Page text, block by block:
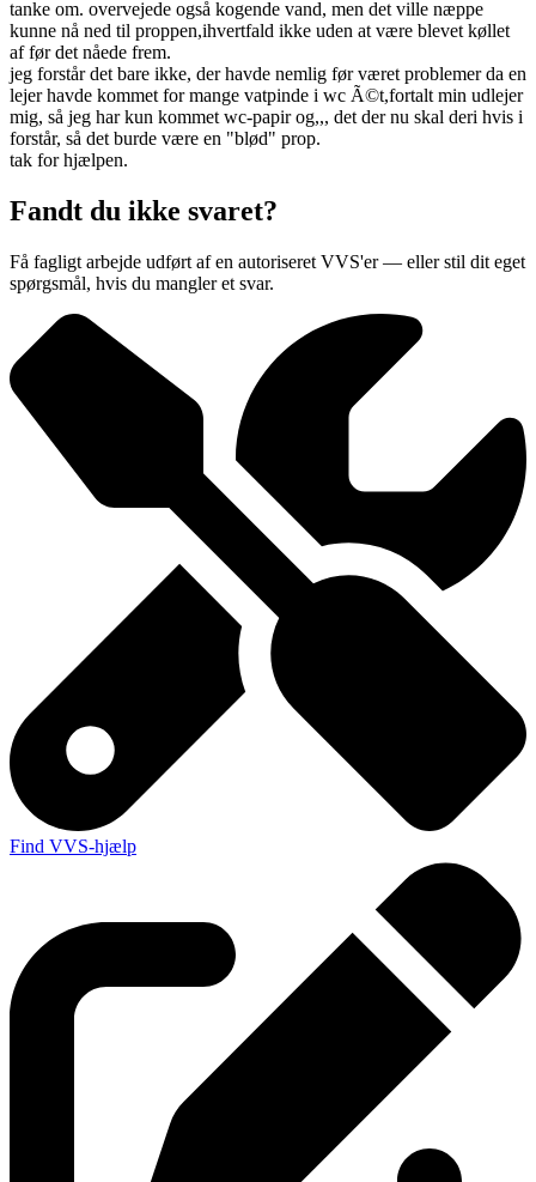
tanke om. overvejede også kogende vand, men det ville næppe
kunne nå ned til proppen,ihvertfald ikke uden at være blevet køllet
af før det nåede frem.
jeg forstår det bare ikke, der havde nemlig før været problemer da en
lejer havde kommet for mange vatpinde i wc Ã©t,fortalt min udlejer
mig, så jeg har kun kommet wc-papir og,,, det der nu skal deri hvis i
forstår, så det burde være en "blød" prop.
tak for hjælpen.
Fandt du ikke svaret?
Få fagligt arbejde udført af en autoriseret VVS'er — eller stil dit eget
spørgsmål, hvis du mangler et svar.
Find VVS-hjælp